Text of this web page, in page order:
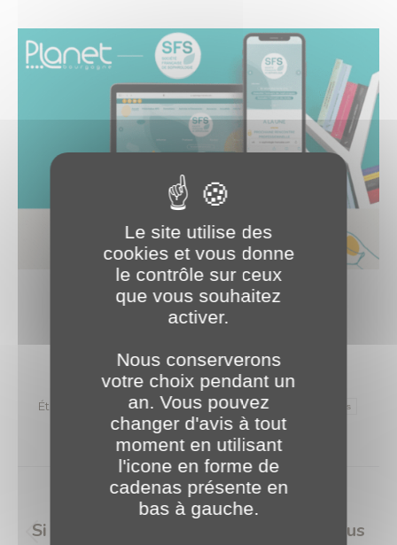
Revenir aux actualités
Catégories : 2023, Projets Clients 17 mars 2023
Étiquettes : Refonte Site Web Site web UI / UX wordpress
NavigationPRÉCÉDENT
Si on vous dit hébergement web, ça vous
Le site utilise des
cookies et vous donne
le contrôle sur ceux
que vous souhaitez
activer.
Nous conserverons
votre choix pendant un
an. Vous pouvez
changer d'avis à tout
moment en utilisant
l'icone en forme de
cadenas présente en
bas à gauche.